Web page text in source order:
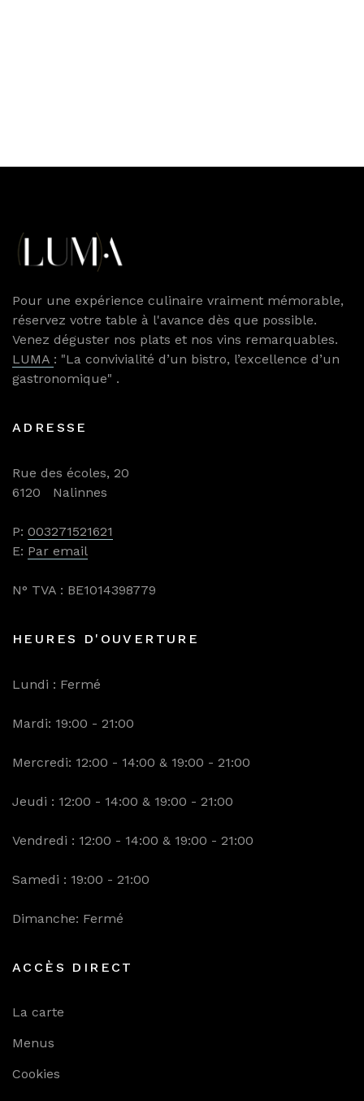
Pour une expérience culinaire vraiment mémorable,
réservez votre table à l'avance dès que possible.
Venez déguster nos plats et nos vins remarquables.
LUMA : "La convivialité d’un bistro, l’excellence d’un
gastronomique" .
ADRESSE
Rue des écoles, 20
6120 Nalinnes
P: 003271521621
E: Par email
N° TVA : BE1014398779
HEURES D'OUVERTURE
Lundi : Fermé
Mardi: 19:00 - 21:00
Mercredi: 12:00 - 14:00 & 19:00 - 21:00
Jeudi : 12:00 - 14:00 & 19:00 - 21:00
Vendredi : 12:00 - 14:00 & 19:00 - 21:00
Samedi : 19:00 - 21:00
Dimanche: Fermé
ACCÈS DIRECT
La carte
Menus
Cookies